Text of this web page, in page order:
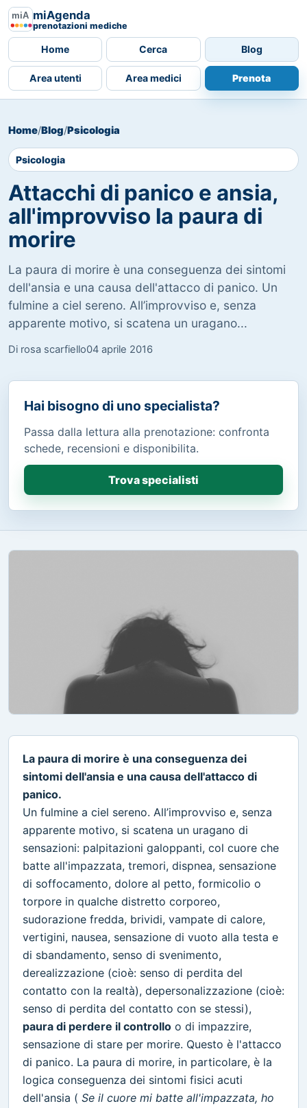
miAgenda
prenotazioni mediche
Home Cerca Blog
Area utenti Area medici Prenota
Home/Blog/Psicologia
Psicologia
Attacchi di panico e ansia,
all'improvviso la paura di
morire
La paura di morire è una conseguenza dei sintomi
dell'ansia e una causa dell'attacco di panico. Un
fulmine a ciel sereno. All’improvviso e, senza
apparente motivo, si scatena un uragano...
Di rosa scarfiello04 aprile 2016
Hai bisogno di uno specialista?
Passa dalla lettura alla prenotazione: confronta
schede, recensioni e disponibilita.
Trova specialisti
La paura di morire è una conseguenza dei
sintomi dell'ansia e una causa dell'attacco di
panico.
Un fulmine a ciel sereno. All’improvviso e, senza
apparente motivo, si scatena un uragano di
sensazioni: palpitazioni galoppanti, col cuore che
batte all'impazzata, tremori, dispnea, sensazione
di soffocamento, dolore al petto, formicolio o
torpore in qualche distretto corporeo,
sudorazione fredda, brividi, vampate di calore,
vertigini, nausea, sensazione di vuoto alla testa e
di sbandamento, senso di svenimento,
derealizzazione (cioè: senso di perdita del
contatto con la realtà), depersonalizzazione (cioè:
senso di perdita del contatto con se stessi),
paura di perdere il controllo o di impazzire,
sensazione di stare per morire. Questo è l'attacco
di panico. La paura di morire, in particolare, è la
logica conseguenza dei sintomi fisici acuti
dell'ansia ( Se il cuore mi batte all'impazzata, ho